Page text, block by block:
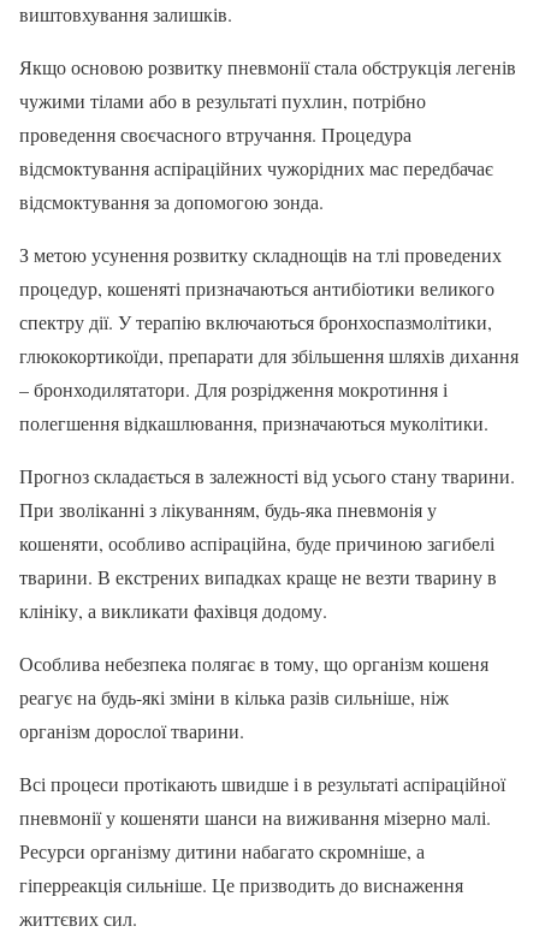
виштовхування залишків.
Якщо основою розвитку пневмонії стала обструкція легенів
чужими тілами або в результаті пухлин, потрібно
проведення своєчасного втручання. Процедура
відсмоктування аспіраційних чужорідних мас передбачає
відсмоктування за допомогою зонда.
З метою усунення розвитку складнощів на тлі проведених
процедур, кошеняті призначаються антибіотики великого
спектру дії. У терапію включаються бронхоспазмолітики,
глюкокортикоїди, препарати для збільшення шляхів дихання
– бронходилятатори. Для розрідження мокротиння і
полегшення відкашлювання, призначаються муколітики.
Прогноз складається в залежності від усього стану тварини.
При зволіканні з лікуванням, будь-яка пневмонія у
кошеняти, особливо аспіраційна, буде причиною загибелі
тварини. В екстрених випадках краще не везти тварину в
клініку, а викликати фахівця додому.
Особлива небезпека полягає в тому, що організм кошеня
реагує на будь-які зміни в кілька разів сильніше, ніж
організм дорослої тварини.
Всі процеси протікають швидше і в результаті аспіраційної
пневмонії у кошеняти шанси на виживання мізерно малі.
Ресурси організму дитини набагато скромніше, а
гіперреакція сильніше. Це призводить до виснаження
життєвих сил.